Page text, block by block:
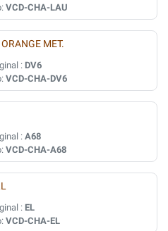
VCD-CHA-LAU
MET.
: DV6
VCD-CHA-DV6
: A68
VCD-CHA-A68
: EL
VCD-CHA-EL